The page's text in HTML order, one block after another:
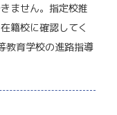
ません。指定校推
籍校に確認してく
教育学校の進路指導